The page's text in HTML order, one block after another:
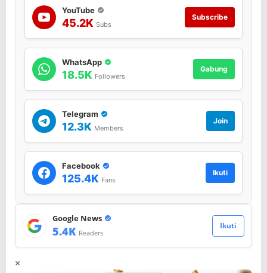
YouTube
45.2K Subs
Subscribe
WhatsApp
18.5K Followers
Gabung
Telegram
12.3K Members
Join
Facebook
125.4K Fans
Ikuti
Google News
5.4K Readers
Ikuti
×